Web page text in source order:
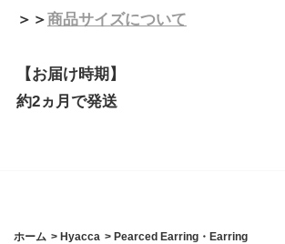
＞＞商品サイズについて
【お届け時期】
約2ヵ月で発送
ホーム > Hyacca > Pearced Earring・Earring